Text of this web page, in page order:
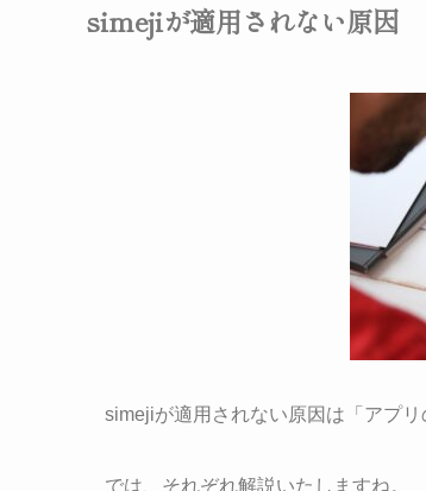
simejiが適用されない原因
simejiが適用されない原因は「アプ
では、それぞれ解説いたしますね。